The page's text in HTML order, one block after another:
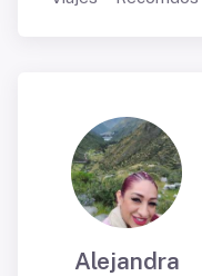
Alejandra